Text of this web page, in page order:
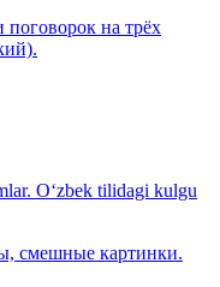
на трёх
O‘zbek tilidagi kulgu
смешные картинки.